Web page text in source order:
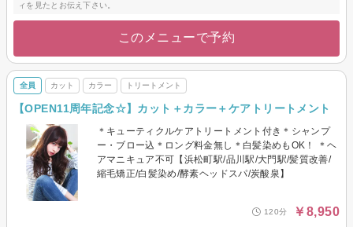
ィを見たとお伝え下さい。
このメニューで予約
全員 カット カラー トリートメント
【OPEN11周年記念☆】カット＋カラー＋ケアトリートメント
＊キューティクルケアトリートメント付き＊シャンプ
ー・ブロー込＊ロング料金無し＊白髪染めもOK！ ＊ヘ
アマニキュア不可【浜松町駅/品川駅/大門駅/髪質改善/
縮毛矯正/白髪染め/酵素ヘッドスパ/炭酸泉】
120分 ￥8,950